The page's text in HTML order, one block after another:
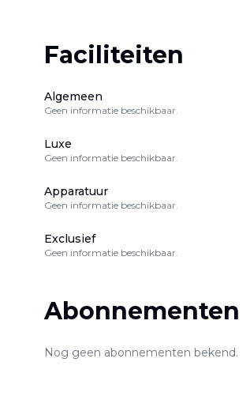
Faciliteiten
Algemeen
Geen informatie beschikbaar.
Luxe
Geen informatie beschikbaar.
Apparatuur
Geen informatie beschikbaar.
Exclusief
Geen informatie beschikbaar.
Abonnementen
Nog geen abonnementen bekend.